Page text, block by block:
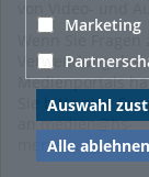
Marketing
Auswahl
Alle ablehnen
Links
Angebote für
Unsere
Allgemeine
Wenn Sie Fragen
Verwendung des
Medienportals
Sie bitte eine
anmedien@hs-
merseburg.de.